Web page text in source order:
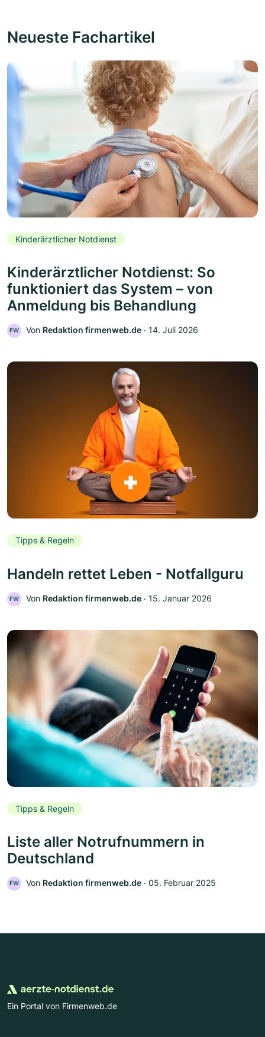
Neueste Fachartikel
Kinderärztlicher Notdienst
Kinderärztlicher Notdienst: So
funktioniert das System – von
Anmeldung bis Behandlung
FW Von Redaktion firmenweb.de ‧ 14. Juli 2026
Tipps & Regeln
Handeln rettet Leben - Notfallguru
FW Von Redaktion firmenweb.de ‧ 15. Januar 2026
Tipps & Regeln
Liste aller Notrufnummern in
Deutschland
FW Von Redaktion firmenweb.de ‧ 05. Februar 2025
Ein Portal von Firmenweb.de